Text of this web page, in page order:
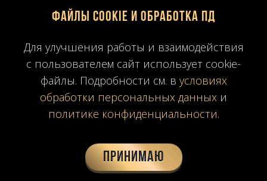
Мы в социальных сетях:
Youtube
Карта сайта
Политика конфиденциальности
Время работы: ПН-ПТ10:00-19:00
Файлы Cookie и обработка ПД
Для улучшения работы и взаимодействия
с пользователем сайт использует cookie-
файлы. Подробности см. в условиях
обработки персональных данных и
политике конфиденциальности.
Принимаю